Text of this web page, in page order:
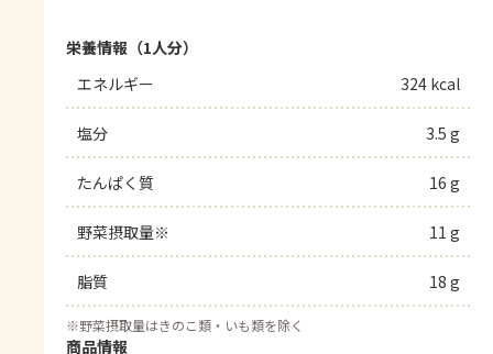
栄養情報（1人分）
エネルギー
324 kcal
塩分 3.5 g
たんぱく質 16 g
野菜摂取量※ 11 g
脂質 18 g
※野菜摂取量はきのこ類・いも類を除く
商品情報